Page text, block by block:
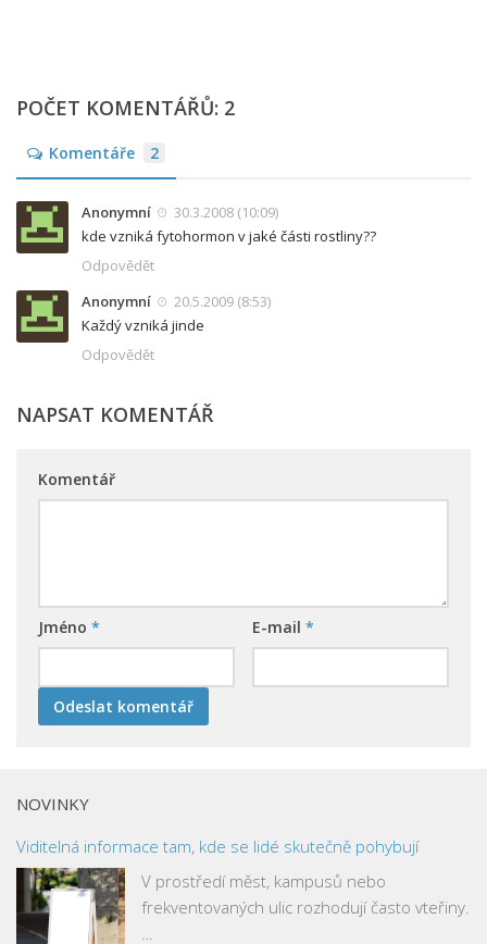
POČET KOMENTÁŘŮ: 2
Komentáře 2
Anonymní
30.3.2008 (10:09)
kde vzniká fytohormon v jaké části rostliny??
Odpovědět
Anonymní
20.5.2009 (8:53)
Každý vzniká jinde
Odpovědět
NAPSAT KOMENTÁŘ
Komentář
Jméno * E-mail *
NOVINKY
Viditelná informace tam, kde se lidé skutečně pohybují
V prostředí měst, kampusů nebo
frekventovaných ulic rozhodují často vteřiny.